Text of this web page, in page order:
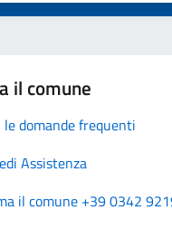
il comune
le domande frequenti
Assistenza
il comune +39 0342